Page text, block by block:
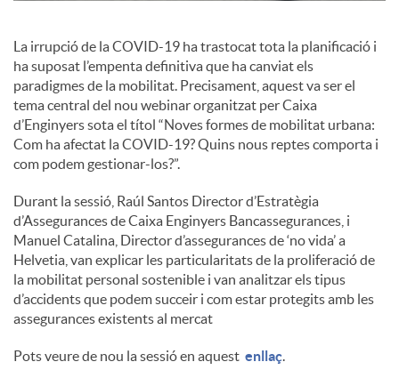
c
o
n
t
i
n
La irrupció de la COVID-19 ha trastocat tota la planificació i
ha suposat l’empenta definitiva que ha canviat els
paradigmes de la mobilitat. Precisament, aquest va ser el
tema central del nou webinar organitzat per Caixa
d’Enginyers sota el títol “Noves formes de mobilitat urbana:
Com ha afectat la COVID-19? Quins nous reptes comporta i
com podem gestionar-los?”.
Durant la sessió, Raúl Santos Director d’Estratègia
d’Assegurances de Caixa Enginyers Bancassegurances, i
Manuel Catalina, Director d’assegurances de ‘no vida’ a
Helvetia, van explicar les particularitats de la proliferació de
la mobilitat personal sostenible i van analitzar els tipus
d’accidents que podem succeir i com estar protegits amb les
assegurances existents al mercat
Pots veure de nou la sessió en aquest enllaç.